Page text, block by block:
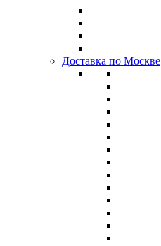
Доставка по Москве